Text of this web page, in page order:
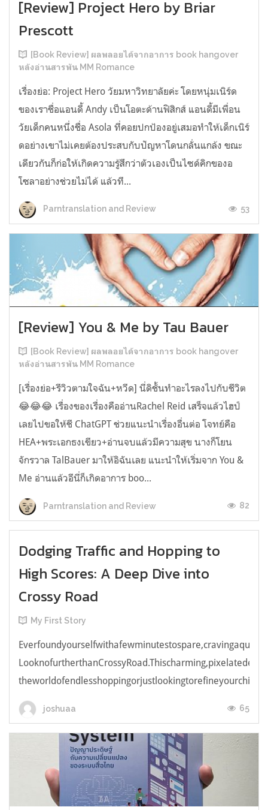
[Review] Project Hero by Briar
Prescott
[Book Review] ผลพลอยได้จากอาการ book hangover
หลังอ่านสารพัน MM Romance
เรื่องย่อ: Project Hero วัยมหาวิทยาลัยค่ะ โดยหนุ่มเนิร์ด
ของเราชื่อแอนดี้ Andy เป็นโอตะด้านฟิสิกส์ แอนดี้มีเพื่อน
วัยเด็กคนหนึ่งชื่อ Asola ที่คอยปกป้องอยู่เสมอทำให้เด็กเนิร์
ดอย่างเขาไม่เคยต้องประสบกับปัญหาโดนกลั่นแกล้ง ขณะ
เดียวกันก็ก่อให้เกิดความรู้สึกว่าตัวเองเป็นไซด์คิกของอ
โซลาอย่างช่วยไม่ได้ แล้วที...
Parntranslation and Review 53
[Review] You & Me by Tau Bauer
[Book Review] ผลพลอยได้จากอาการ book hangover
หลังอ่านสารพัน MM Romance
[เรื่องย่อ+รีวิวตามใจฉัน+หวีด] นี่ดิชั้นทำอะไรลงไปกับชีวิต
😂😂😂 เรื่องของเรื่องคืออ่านRachel Reid เสร็จแล้วไฮป์
เลยไปขอให้ชี ChatGPT ช่วยแนะนำเรื่องอื่นต่อ โจทย์คือ
HEA+พระเอกธงเขียว+อ่านจบแล้วมีความสุข นางก็โยน
จักรวาล TalBauer มาให้อิฉันเลย แนะนำให้เริ่มจาก You &
Me อ่านแล้วอีนี่ก็เกิดอาการ boo...
Parntranslation and Review 82
Dodging Traffic and Hopping to
High Scores: A Deep Dive into
Crossy Road
My First Story
joshuaa 65